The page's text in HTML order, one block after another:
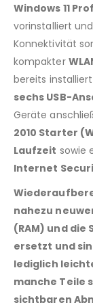
Windows 11
vorinstalliert
Konnektivität
kompakter
bereits
sechs USB-
Geräte
2010 Starter
Laufzeit sowie
Internet
nahezu
(RAM) und die
ersetzt und
lediglich
manche Teile
sichtbaren